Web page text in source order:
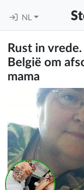
NL
Rust in
België om
mama